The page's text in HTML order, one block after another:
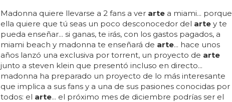
Madonna quiere llevarse a 2 fans a ver artea miami... porque
ella quiere que tú seas un poco desconocedor del artey te
pueda enseñar... si ganas, te irás, con los gastos pagados, a
miami beach y madonna te enseñará de arte... hace unos
años lanzó una exclusiva por torrent, un proyecto de arte
junto a steven klein que presentó incluso en directo...
madonna ha preparado un proyecto de lo más interesante
que implica a sus fans y a una de sus pasiones conocidas por
todos: el arte... el próximo mes de diciembre podrías ser el